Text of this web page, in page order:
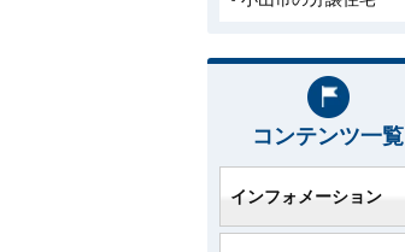
コンテンツ一覧
インフォメーション